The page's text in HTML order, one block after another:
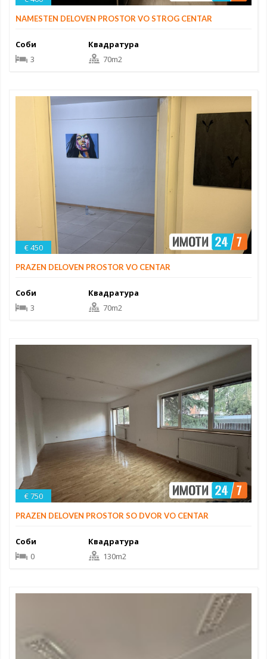
NAMESTEN DELOVEN PROSTOR VO STROG CENTAR
Соби
3
Квадратура
70m2
€ 450
PRAZEN DELOVEN PROSTOR VO CENTAR
Соби
3
Квадратура
70m2
€ 750
PRAZEN DELOVEN PROSTOR SO DVOR VO CENTAR
Соби
0
Квадратура
130m2